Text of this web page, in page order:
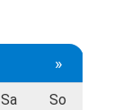
»
Sa So